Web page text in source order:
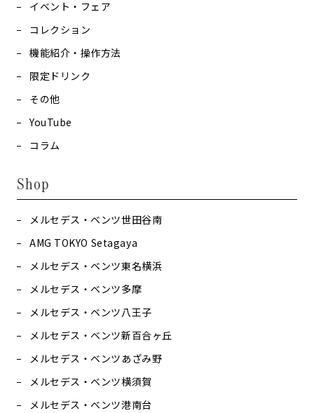
イベント・フェア
コレクション
機能紹介・操作方法
限定ドリンク
その他
YouTube
コラム
Shop
メルセデス・ベンツ世田谷南
AMG TOKYO Setagaya
メルセデス・ベンツ東名横浜
メルセデス・ベンツ多摩
メルセデス・ベンツ八王子
メルセデス・ベンツ新百合ヶ丘
メルセデス・ベンツあざみ野
メルセデス・ベンツ横須賀
メルセデス・ベンツ港南台